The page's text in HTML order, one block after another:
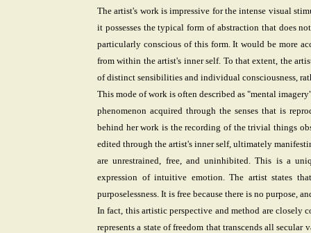
The artist's work is impressive for the intense visual
it possesses the typical form of abstraction that does
particularly conscious of this form. It would be more
from within the artist's inner self. To that extent, the
of distinct sensibilities and individual consciousness,
This mode of work is often described as "mental
phenomenon acquired through the senses that is
behind her work is the recording of the trivial things
edited through the artist's inner self, ultimately
are unrestrained, free, and uninhibited. This is a
expression of intuitive emotion. The artist states
purposelessness. It is free because there is no purpose,
In fact, this artistic perspective and method are closely
represents a state of freedom that transcends all secular